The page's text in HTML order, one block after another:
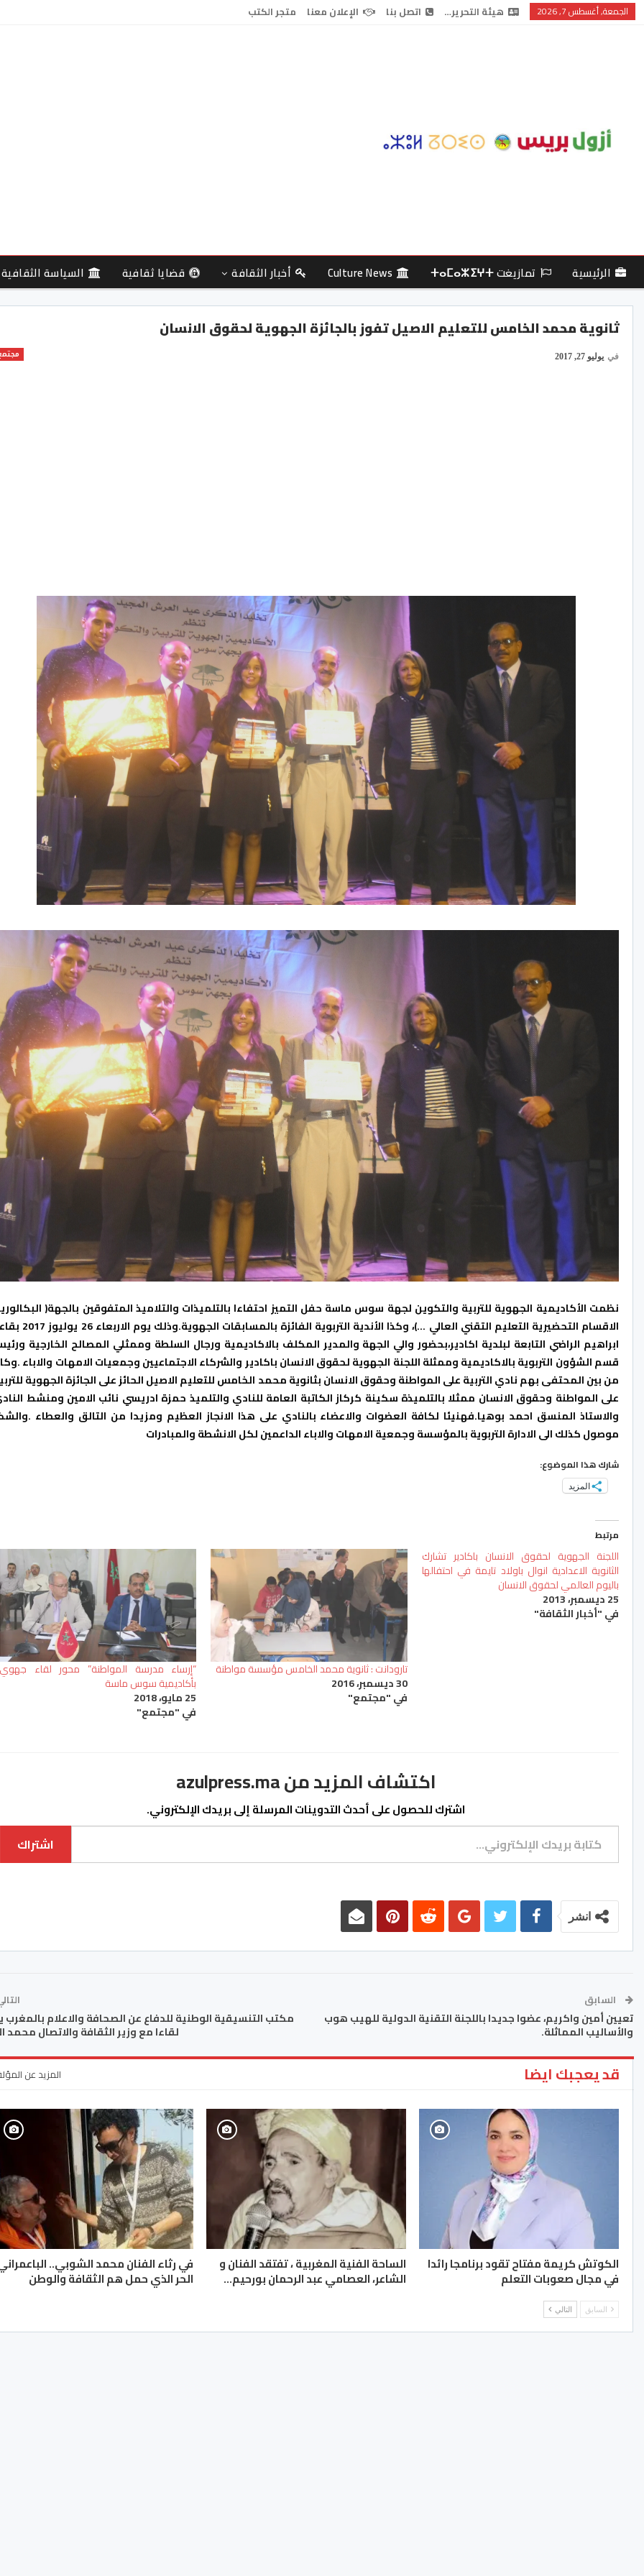
الجمعة, أغسطس 7, 2026 هيئة التحرير… اتصل بنا الإعلان معنا متجر الكتب
الرئيسية تمازيغت ⵜⴰⵎⴰⵣⵉⵖⵜ Culture News أخبار الثقافة قضايا ثقافية السياسة الثقافية
ثانوية محمد الخامس للتعليم الاصيل تفوز بالجائزة الجهوية لحقوق الانسان
في يوليو 27, 2017
نظمت الأكاديمية الجهوية للتربية والتكوين لجهة سوس ماسة حفل التميز احتفاءا بالتلميذات والتلاميذ المتفوقين بالجهة(
الاقسام التحضيرية التعليم التقني العالي …)، وكذا الأندية التربوية الفائزة
ابراهيم الراضي التابعة لبلدية اكادير،بحضور والي الجهة والمدير المكلف بالاكاديمية ورجال السلطة وممثلي المصالح الخارجية
قسم الشؤون التربوية بالاكاديمية وممثلة اللجنة الجهوية لحقوق الانسان باكادير والشركاء الاجتماعيين وجمعيات الامهات والاباء
من بين المحتفى بهم نادي التربية على المواطنة وحقوق الانسان بثانوية محمد الخامس للتعليم الاصيل الحائز على الجائزة الجهوية
على المواطنة وحقوق الانسان ممثلا بالتلميذة سكينة كركاز الكاتبة العامة للنادي والتلميذ حمزة ادريسي نائب الامين ومنشط
والاستاذ المنسق احمد بوهيا.فهنيئا لكافة العضوات والاعضاء بالنادي على هذا الانجاز العظيم ومزيدا من التالق والعطاء
موصول كذلك الى الادارة التربوية بالمؤسسة وجمعية الامهات والاباء الداعمين لكل الانشطة والمبادرات
شارك هذا الموضوع:
المزيد
مرتبط
اللجنة الجهوية لحقوق الانسان باكادير تشارك
الثانوية الاعدادية انوال باولاد تايمة في احتفالها
باليوم العالمي لحقوق الانسان
25 ديسمبر، 2013
في "أخبار الثقافة"
تارودانت : ثانوية محمد الخامس مؤسسة مواطنة
30 ديسمبر، 2016
في "مجتمع"
“إرساء مدرسة المواطنة” محور لقاء جهوي
بأكاديمية سوس ماسة
25 مايو، 2018
في "مجتمع"
اكتشاف المزيد من azulpress.ma
اشترك للحصول على أحدث التدوينات المرسلة إلى بريدك الإلكتروني.
كتابة بريدك الإلكتروني...
اشتراك
انشر
السابق
تعيين أمين واكريم، عضوا جديدا باللجنة التقنية الدولية للهيب هوب
والأساليب المماثلة.
مكتب التنسيقية الوطنية للدفاع عن الصحافة والاعلام
لقاءا مع وزير الثقافة والاتصال محمد
قد يعجبك ايضا المزيد عن
الكوتش كريمة مفتاح تقود برنامجا رائدا
في مجال صعوبات التعلم
الساحة الفنية المغربية ، تفتقد الفنان و
الشاعر، العصامي عبد الرحمان بورحيم…
في رثاء الفنان محمد الشوبي..
الحر الذي حمل هم الثقافة والوطن
السابق التالي